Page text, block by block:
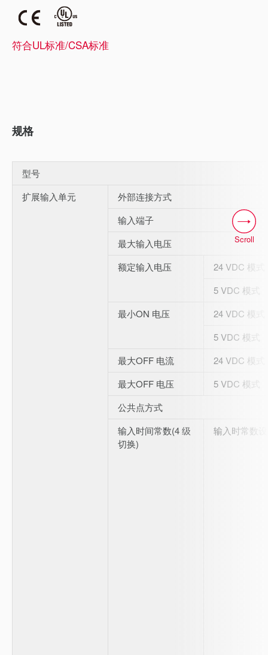
符合UL标准/CSA标准
规格
型号
扩展输入单元
外部连接方式
输入端子
最大输入电压
额定输入电压
24 VDC 模式
5 VDC 模式
最小ON 电压
24 VDC 模式
5 VDC 模式
最大OFF 电流
24 VDC 模式
最大OFF 电压
5 VDC 模式
公共点方式
输入时间常数(4 级
切换)
输入时常数
Scroll